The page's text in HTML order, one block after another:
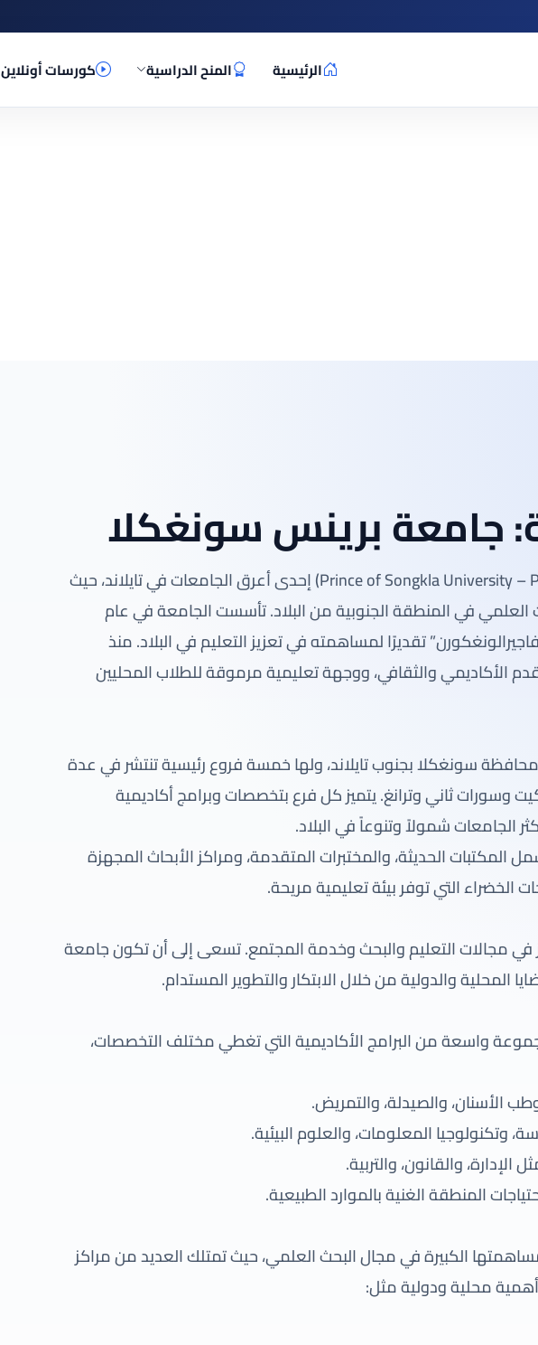
الرئيسية المنح الدراسية كورسات أونلاين
جامعة برينس سونغكلا
تعد جامعة برينس سونغكلا (Prince of Songkla University – PSU) إحدى أعرق الجامعات في تايلاند، حيث
العلمي في المنطقة الجنوبية من البلاد. تأسست الجامعة في عام
فاجيرالونغكورن” تقديرًا لمساهمته في تعزيز التعليم في البلاد. منذ
الأكاديمي والثقافي، ووجهة تعليمية مرموقة للطلاب المحليين
سونغكلا بجنوب تايلاند، ولها خمسة فروع رئيسية تنتشر في عدة
وسورات ثاني وترانغ. يتميز كل فرع بتخصصات وبرامج أكاديمية
الجامعات شمولاً وتنوعاً في البلاد.
الحديثة، والمختبرات المتقدمة، ومراكز الأبحاث المجهزة
الخضراء التي توفر بيئة تعليمية مريحة.
في مجالات التعليم والبحث وخدمة المجتمع. تسعى إلى أن تكون جامعة
المحلية والدولية من خلال الابتكار والتطوير المستدام.
واسعة من البرامج الأكاديمية التي تغطي مختلف التخصصات،
الأسنان، والصيدلة، والتمريض.
وتكنولوجيا المعلومات، والعلوم البيئية.
الإدارة، والقانون، والتربية.
المنطقة الغنية بالموارد الطبيعية.
الكبيرة في مجال البحث العلمي، حيث تمتلك العديد من مراكز
أهمية محلية ودولية مثل: